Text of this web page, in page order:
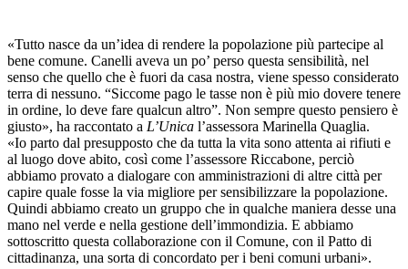
«Tutto nasce da un’idea di rendere la popolazione più partecipe al
bene comune. Canelli aveva un po’ perso questa sensibilità, nel
senso che quello che è fuori da casa nostra, viene spesso considerato
terra di nessuno. “Siccome pago le tasse non è più mio dovere tenere
in ordine, lo deve fare qualcun altro”. Non sempre questo pensiero è
giusto», ha raccontato a L’Unica l’assessora Marinella Quaglia.
«Io parto dal presupposto che da tutta la vita sono attenta ai rifiuti e
al luogo dove abito, così come l’assessore Riccabone, perciò
abbiamo provato a dialogare con amministrazioni di altre città per
capire quale fosse la via migliore per sensibilizzare la popolazione.
Quindi abbiamo creato un gruppo che in qualche maniera desse una
mano nel verde e nella gestione dell’immondizia. E abbiamo
sottoscritto questa collaborazione con il Comune, con il Patto di
cittadinanza, una sorta di concordato per i beni comuni urbani».